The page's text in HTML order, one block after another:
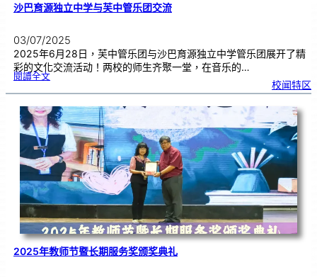
沙巴育源独立中学与芙中管乐团交流
03/07/2025
2025年6月28日，芙中管乐团与沙巴育源独立中学管乐团展开了精
彩的文化交流活动！两校的师生齐聚一堂，在音乐的…
閱讀全文:沙
源
立
中
学
与
芙
中
管
流
校闻特区
2025年教师节暨长期服务奖颁奖典礼